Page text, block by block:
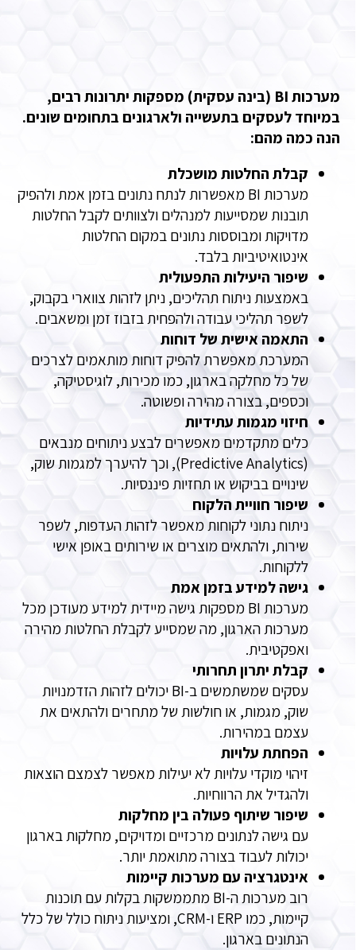
מערכות BI (בינה עסקית) מספקות יתרונות רבים,
במיוחד לעסקים בתעשייה ולארגונים בתחומים שונים.
הנה כמה מהם:
קבלת החלטות מושכלת
מערכות BI מאפשרות לנתח נתונים בזמן אמת ולהפיק
תובנות שמסייעות למנהלים ולצוותים לקבל החלטות
מדויקות ומבוססות נתונים במקום החלטות
אינטואיטיביות בלבד.
שיפור היעילות התפעולית
באמצעות ניתוח תהליכים, ניתן לזהות צווארי בקבוק,
לשפר תהליכי עבודה ולהפחית בזבוז זמן ומשאבים.
התאמה אישית של דוחות
המערכת מאפשרת להפיק דוחות מותאמים לצרכים
של כל מחלקה בארגון, כמו מכירות, לוגיסטיקה,
וכספים, בצורה מהירה ופשוטה.
חיזוי מגמות עתידיות
כלים מתקדמים מאפשרים לבצע ניתוחים מנבאים
(Predictive Analytics), וכך להיערך למגמות שוק,
שינויים בביקוש או תחזיות פיננסיות.
שיפור חוויית הלקוח
ניתוח נתוני לקוחות מאפשר לזהות העדפות, לשפר
שירות, ולהתאים מוצרים או שירותים באופן אישי
ללקוחות.
גישה למידע בזמן אמת
מערכות BI מספקות גישה מיידית למידע מעודכן מכל
מערכות הארגון, מה שמסייע לקבלת החלטות מהירה
ואפקטיבית.
קבלת יתרון תחרותי
עסקים שמשתמשים ב-BI יכולים לזהות הזדמנויות
שוק, מגמות, או חולשות של מתחרים ולהתאים את
עצמם במהירות.
הפחתת עלויות
זיהוי מוקדי עלויות לא יעילות מאפשר לצמצם הוצאות
ולהגדיל את הרווחיות.
שיפור שיתוף פעולה בין מחלקות
עם גישה לנתונים מרכזיים ומדויקים, מחלקות בארגון
יכולות לעבוד בצורה מתואמת יותר.
אינטגרציה עם מערכות קיימות
רוב מערכות ה-BI מתממשקות בקלות עם תוכנות
קיימות, כמו ERP ו-CRM, ומציעות ניתוח כולל של כלל
הנתונים בארגון.